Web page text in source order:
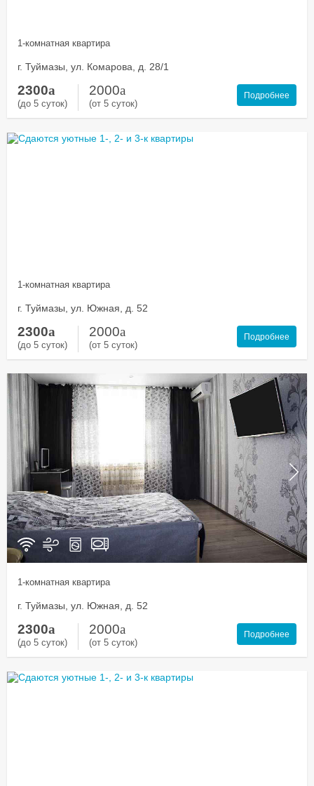
1-комнатная квартира
г. Туймазы, ул. Комарова, д. 28/1
2300a
(до 5 суток)
2000a
(от 5 суток)
Подробнее
1-комнатная квартира
г. Туймазы, ул. Южная, д. 52
2300a
(до 5 суток)
2000a
(от 5 суток)
Подробнее
1-комнатная квартира
г. Туймазы, ул. Южная, д. 52
2300a
(до 5 суток)
2000a
(от 5 суток)
Подробнее